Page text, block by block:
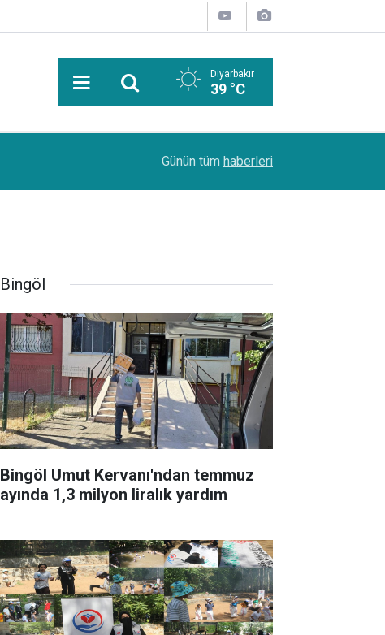
Diyarbakır
39 °C
kanserlerine de yol açabilir
Günün tüm haberleri
Bingöl
Bingöl Umut Kervanı'ndan temmuz
ayında 1,3 milyon liralık yardım